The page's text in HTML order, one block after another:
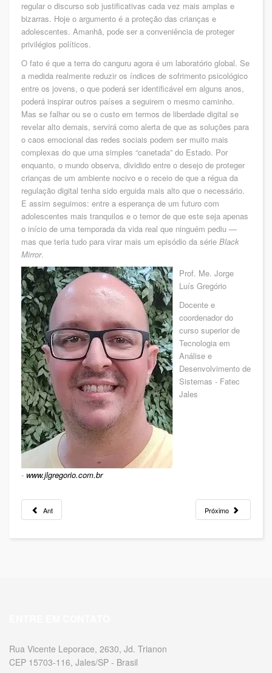
regular o discurso sob justificativas cada vez mais amplas e
bizarras. Hoje o argumento é a proteção das crianças e
adolescentes. Amanhã, pode ser a conveniência de proteger
privilégios políticos.
O fato é que a terra do canguru agora é um laboratório global. Se
a medida realmente reduzir os índices de sofrimento psicológico
entre os jovens, o que poderá ser identificável em alguns anos,
poderá inspirar outros países a seguirem o mesmo caminho.
Mas se falhar ou se o custo em termos de liberdade digital se
revelar alto demais, servirá como alerta de que as soluções para
o caos emocional das redes sociais podem ser muito mais
complexas do que uma simples “canetada” do Estado. Por
enquanto, o mundo observa, dividido entre o desejo de proteger
crianças de um ambiente nocivo e o receio de que a régua da
regulação digital tenha sido erguida mais alto que o necessário.
E assim seguimos: entre a esperança de um futuro com
adolescentes mais tranquilos e o temor de que este seja apenas
o início de uma temporada da vida real que ninguém pediu —
mas que teria tudo para virar mais um episódio da série Black
Mirror.
Prof. Me. Jorge
Luís Gregório
Docente e
coordenador do
curso superior de
Tecnologia em
Análise e
Desenvolvimento de
Sistemas - Fatec
Jales
- www.jlgregorio.com.br
Ant Próximo
Rua Vicente Leporace, 2630, Jd. Trianon
CEP 15703-116, Jales/SP - Brasil